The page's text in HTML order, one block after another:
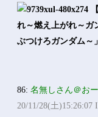
86:名無しさん＠お
20/11/28(土)15:26:07